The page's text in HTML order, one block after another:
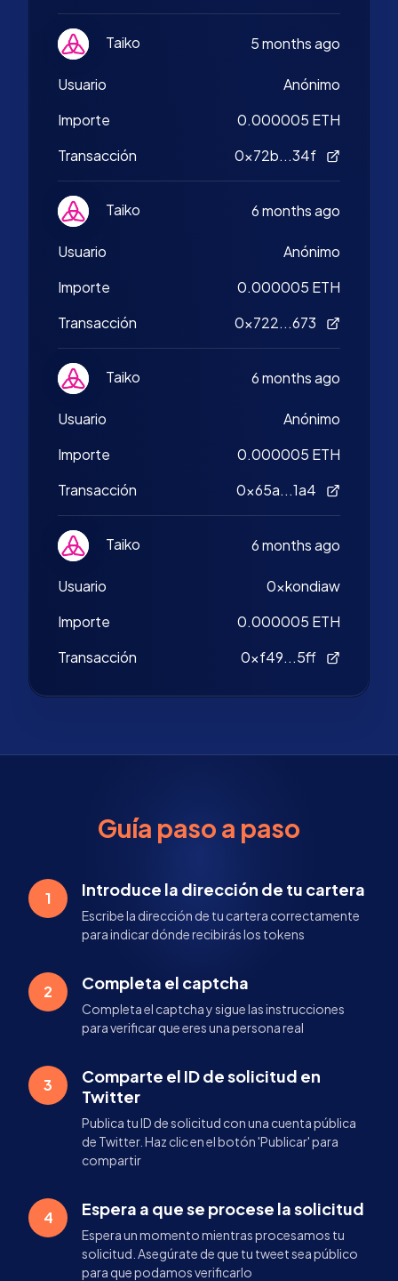
Taiko 5 months ago
Usuario
Anónimo
Importe
0.000005 ETH
Transacción
0x72b...34f
Taiko 6 months ago
Usuario
Anónimo
Importe
0.000005 ETH
Transacción
0x722...673
Taiko 6 months ago
Usuario
Anónimo
Importe
0.000005 ETH
Transacción
0x65a...1a4
Taiko 6 months ago
Usuario
0xkondiaw
Importe
0.000005 ETH
Transacción
0xf49...5ff
Guía paso a paso
1 Introduce la dirección de tu cartera
Escribe la dirección de tu cartera correctamente
para indicar dónde recibirás los tokens
2 Completa el captcha
Completa el captcha y sigue las instrucciones
para verificar que eres una persona real
3
Comparte el ID de solicitud en
Twitter
Publica tu ID de solicitud con una cuenta pública
de Twitter. Haz clic en el botón 'Publicar' para
compartir
4 Espera a que se procese la solicitud
Espera un momento mientras procesamos tu
solicitud. Asegúrate de que tu tweet sea público
para que podamos verificarlo